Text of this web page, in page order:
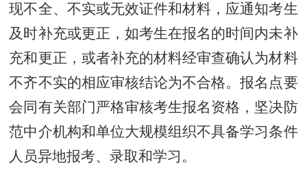
现不全、不实或无效证件和材料，应通知考生
及时补充或更正，如考生在报名的时间内未补
充和更正，或者补充的材料经审查确认为材料
不齐不实的相应审核结论为不合格。报名点要
会同有关部门严格审核考生报名资格，坚决防
范中介机构和单位大规模组织不具备学习条件
人员异地报考、录取和学习。